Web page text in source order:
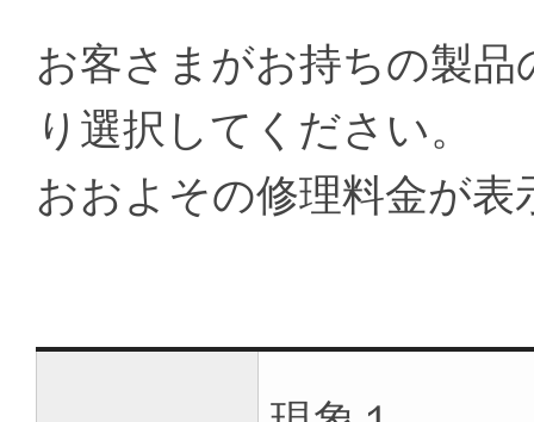
お客さまがお持ちの製
り選択してください。
おおよその修理料金が表